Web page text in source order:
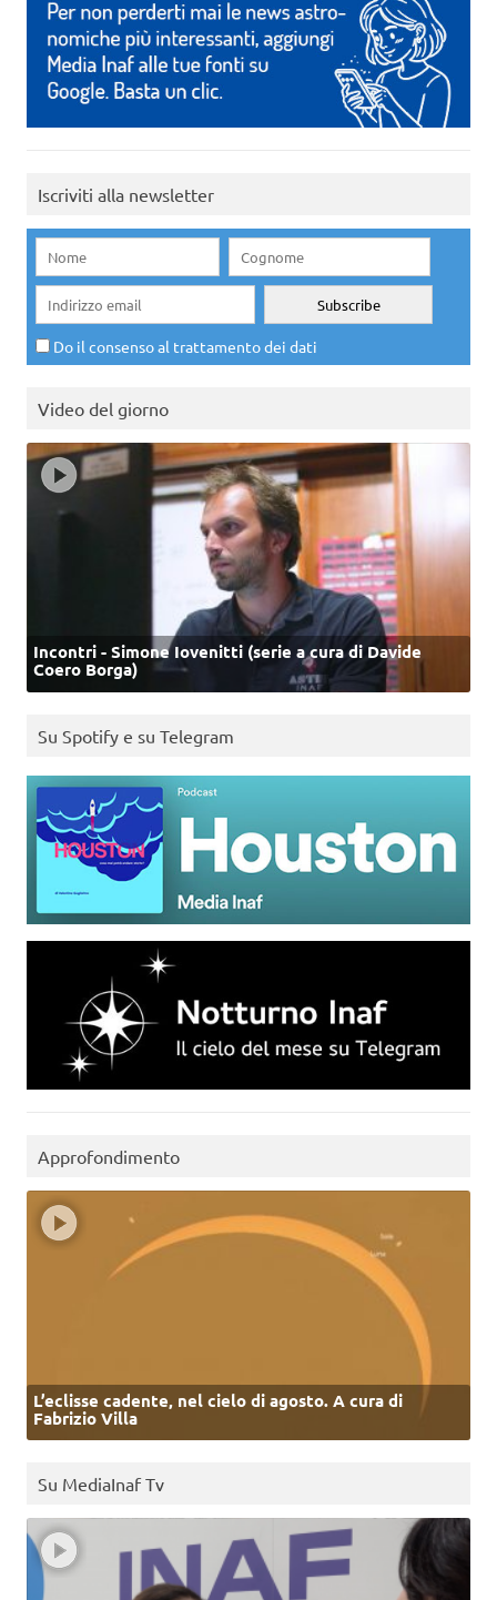
Iscriviti alla newsletter
Do il consenso al trattamento dei dati
Video del giorno
Incontri - Simone Iovenitti (serie a cura di Davide
Coero Borga)
Su Spotify e su Telegram
Approfondimento
L’eclisse cadente, nel cielo di agosto. A cura di
Fabrizio Villa
Su MediaInaf Tv